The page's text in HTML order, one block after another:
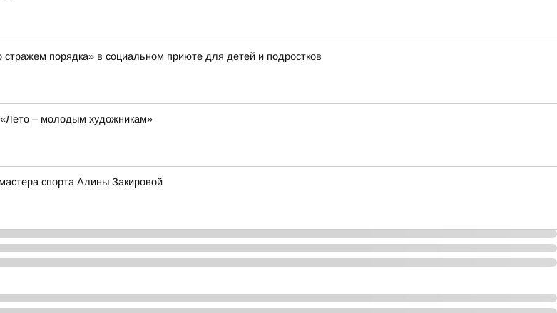
порядка» в социальном приюте для детей и подростков
«Лето – молодым художникам»
спорта Алины Закировой